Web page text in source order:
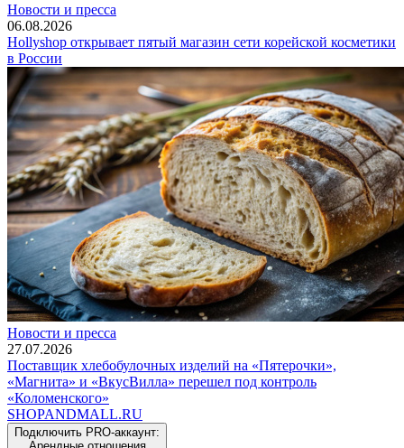
Новости и пресса
06.08.2026
Hollyshop открывает пятый магазин сети корейской косметики
в России
Новости и пресса
27.07.2026
Поставщик хлебобулочных изделий на «Пятерочки»,
«Магнита» и «ВкусВилла» перешел под контроль
«Коломенского»
SHOPANDMALL.RU
Подключить PRO-аккаунт: